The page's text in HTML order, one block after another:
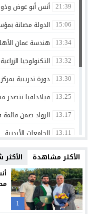
21:39 أنس أبو عوض
15:06 الدولة مصانة
13:34 هندسة عمان
13:32 التكنولوجيا
13:30 دورة تدريبية
13:25 فيلادلفيا تتصدر
13:17 الرواد ضمن
13:11 الجامعات
ذكرى تولي
20:02 الإعلامي أحمد
23:16 مركز جامعة
23:12 جامعة الزيتونة
الأكثر مشاهدة
1